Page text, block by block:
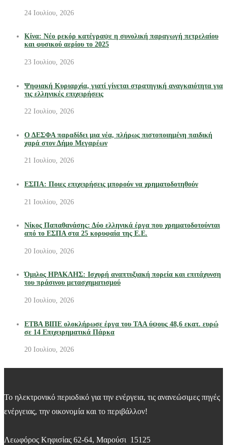
24 Ιουλίου, 2026
Κίνα: Νέο ρεκόρ κατέγραψε η συνολική παραγωγή πετρελαίου
και φυσικού αερίου το 2025
23 Ιουλίου, 2026
Ψηφιακή Κυριαρχία, γιατί γίνεται στρατηγική αναγκαιότητα για
τις ελληνικές επιχειρήσεις
22 Ιουλίου, 2026
Ο ΔΕΣΦΑ παραδίδει μια νέα, πλήρως πιστοποιημένη παιδική
χαρά στον Δήμο Μεγαρέων
21 Ιουλίου, 2026
ΕΣΠΑ: Ποιες επιχειρήσεις μπορούν να χρηματοδοτηθούν
21 Ιουλίου, 2026
Νίκος Παπαθανάσης: Δύο ελληνικά έργα που χρηματοδοτούνται
από το ΕΣΠΑ στα 25 κορυφαία της Ε.Ε.
20 Ιουλίου, 2026
Όμιλος ΗΡΑΚΛΗΣ: Ισχυρή αναπτυξιακή πορεία και επιτάχυνση
του πράσινου μετασχηματισμού
20 Ιουλίου, 2026
ΕΤΒΑ ΒΙΠΕ ολοκλήρωσε έργα του ΤΑΑ ύψους 48,6 εκατ. ευρώ
σε 14 Επιχειρηματικά Πάρκα
20 Ιουλίου, 2026
Το ηλεκτρονικό περιοδικό για την ενέργεια, τις ανανεώσιμες πηγές
ενέργειας, την οικονομία και το περιβάλλον!
Λεωφόρος Κηφισίας 62-64, Μαρούσι 15125